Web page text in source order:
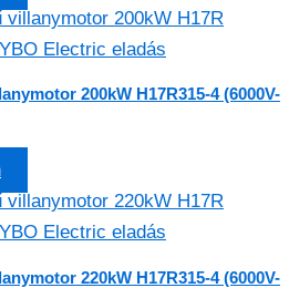
200kW H17R315-4 (6000V-
220kW H17R315-4 (6000V-